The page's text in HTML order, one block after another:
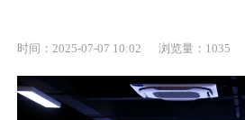
时间：2025-07-07 10:02 浏览量：1035